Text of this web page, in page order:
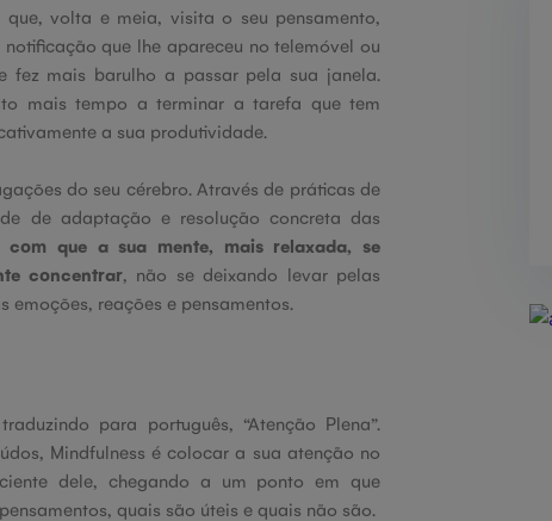
volta e meia, visita o seu pensamento,
que lhe apareceu no telemóvel ou
fez mais barulho a passar pela sua janela.
mais tempo a terminar a tarefa que tem
a sua produtividade.
do seu cérebro. Através de práticas de
de adaptação e resolução concreta das
com que a sua mente, mais relaxada, se
concentrar, não se deixando levar pelas
reações e pensamentos.
para português, “Atenção Plena”.
Mindfulness é colocar a sua atenção no
dele, chegando a um ponto em que
quais são úteis e quais não são.